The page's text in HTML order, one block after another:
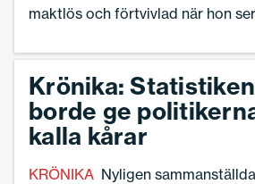
maktlös och förtvivlad när hon
anpassade gymnasieskola
Krönika: Statistiken
borde ge
kalla kårar
KRÖNIKA Nyligen